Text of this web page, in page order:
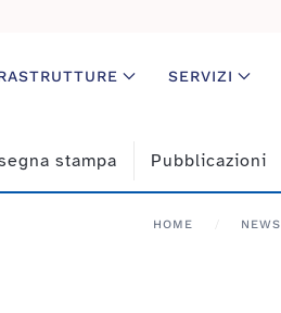
SERVIZI
stampa Pubblicazioni
HOME NEWS